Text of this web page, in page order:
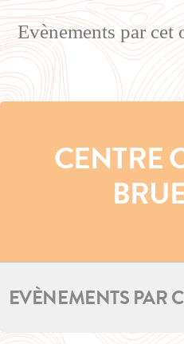
Evènements par cet
CENTRE
EVÈNEMENTS PAR